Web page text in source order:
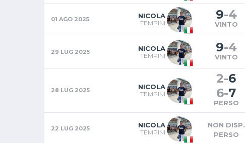
01 AGO 2025 NICOLA
TEMPINI
9-4
VINTO
29 LUG 2025 NICOLA
TEMPINI
9-4
VINTO
28 LUG 2025 NICOLA
TEMPINI
2-6
6-7
PERSO
22 LUG 2025 NICOLA
TEMPINI
NON DISP.
PERSO